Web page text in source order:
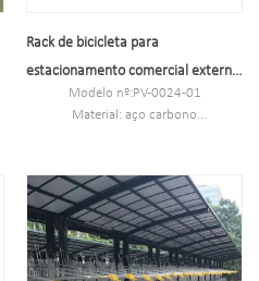
quente/polimento elétrico
Rack de bicicleta para
estacionamento comercial externo
de duas camadas
Modelo nº:PV-0024-01
Material: aço carbono
NW: 237,3 kg
Aplicação: racks para bicicletas de
duas camadas